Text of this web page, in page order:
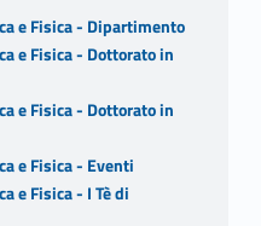
e Fisica - Dipartimento
e Fisica - Dottorato in
e Fisica - Dottorato in
e Fisica - Eventi
e Fisica - I Tè di